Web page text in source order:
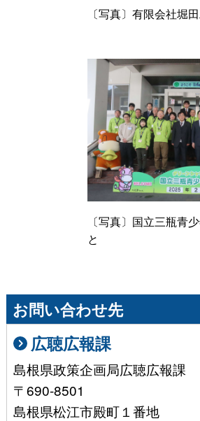
〔写真〕有限会社堀
〔写真〕国立三瓶青
と
お問い合わせ先
広聴広報課
島根県政策企画局広聴広報課
〒690-8501
島根県松江市殿町１番地